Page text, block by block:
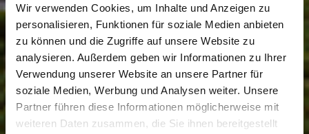
Wir verwenden Cookies, um Inhalte und Anzeigen zu
personalisieren, Funktionen für soziale Medien anbieten
zu können und die Zugriffe auf unsere Website zu
analysieren. Außerdem geben wir Informationen zu Ihrer
Verwendung unserer Website an unsere Partner für
soziale Medien, Werbung und Analysen weiter. Unsere
Partner führen diese Informationen möglicherweise mit
weiteren Daten zusammen, die Sie ihnen bereitgestellt